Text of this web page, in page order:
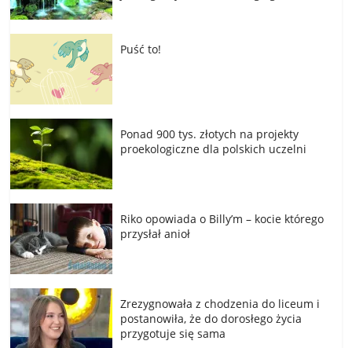
Puść to!
Ponad 900 tys. złotych na projekty
proekologiczne dla polskich uczelni
Riko opowiada o Billy’m – kocie którego
przysłał anioł
Zrezygnowała z chodzenia do liceum i
postanowiła, że do dorosłego życia
przygotuje się sama